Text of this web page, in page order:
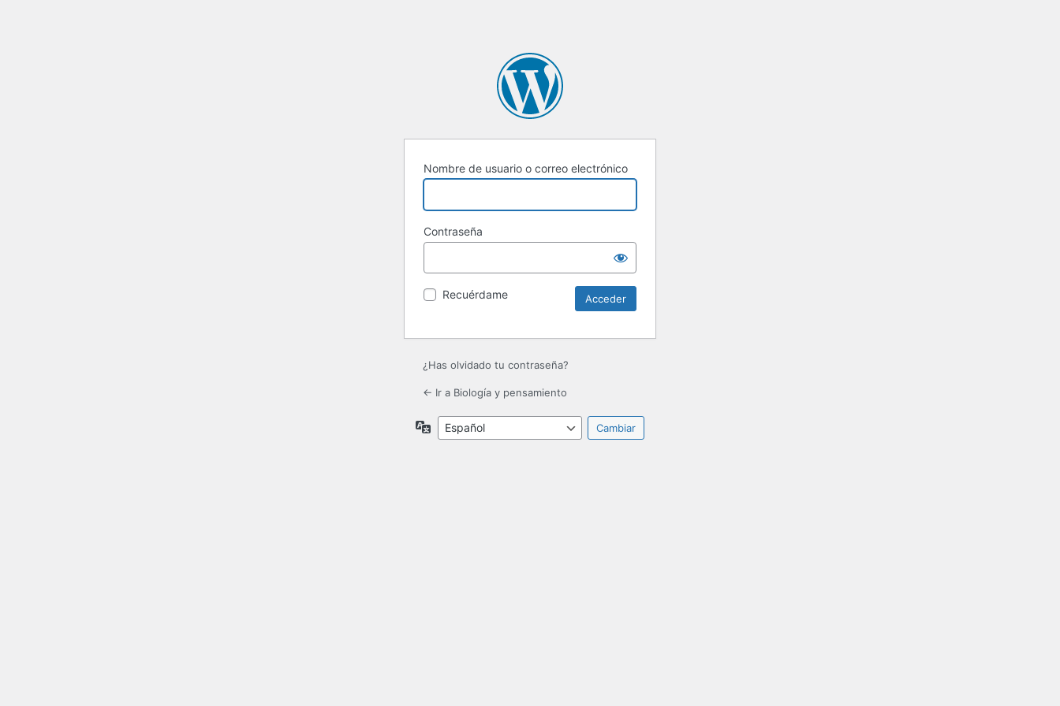
Nombre de usuario o correo electrónico
Contraseña
Recuérdame
¿Has olvidado tu contraseña?
← Ir a Biología y pensamiento
Idioma